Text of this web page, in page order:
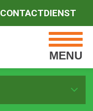
CONTACTDIENST
MENU